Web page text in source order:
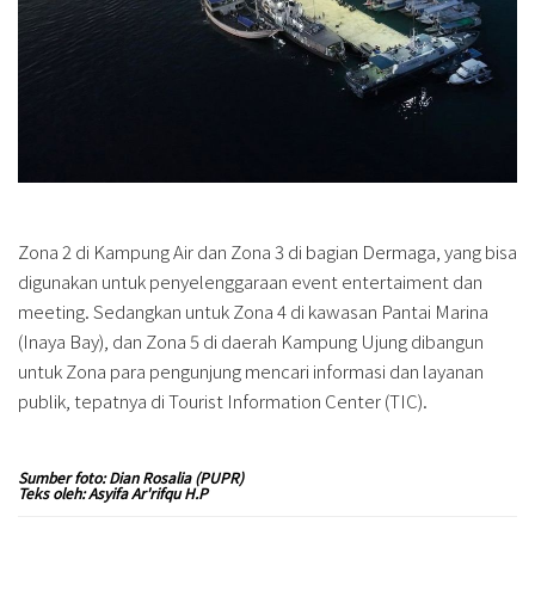
Zona 2 di Kampung Air dan Zona 3 di bagian Dermaga, yang bisa
digunakan untuk penyelenggaraan event entertaiment dan
meeting. Sedangkan untuk Zona 4 di kawasan Pantai Marina
(Inaya Bay), dan Zona 5 di daerah Kampung Ujung dibangun
untuk Zona para pengunjung mencari informasi dan layanan
publik, tepatnya di Tourist Information Center (TIC).
Sumber foto: Dian Rosalia (PUPR)
Teks oleh: Asyifa Ar'rifqu H.P